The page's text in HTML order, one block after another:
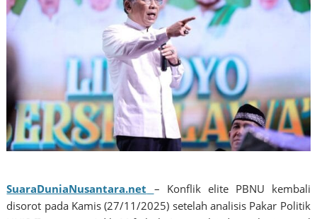
SuaraDuniaNusantara.net – Konflik elite PBNU kembali
disorot pada Kamis (27/11/2025) setelah analisis Pakar Politik